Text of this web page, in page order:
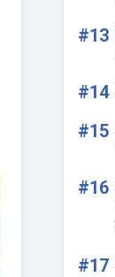
#13
#14
#15
#16
#17